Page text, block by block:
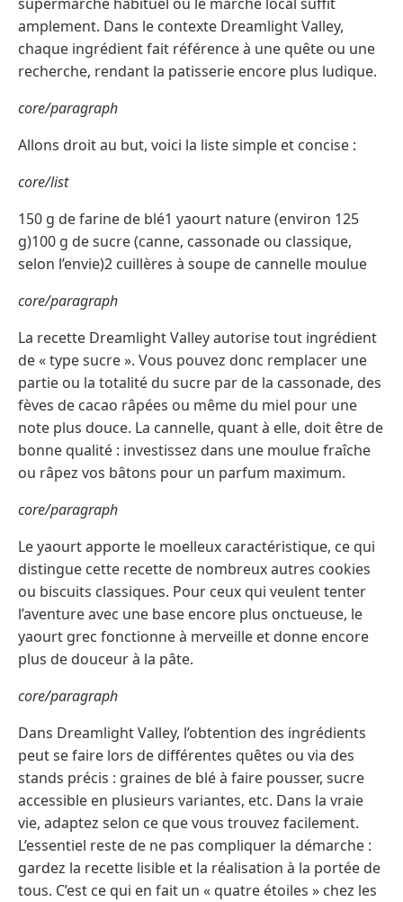
amplement. Dans le contexte Dreamlight Valley,
chaque ingrédient fait référence à une quête ou une
recherche, rendant la patisserie encore plus ludique.
core/paragraph
Allons droit au but, voici la liste simple et concise :
core/list
150 g de farine de blé1 yaourt nature (environ 125
g)100 g de sucre (canne, cassonade ou classique,
selon l’envie)2 cuillères à soupe de cannelle moulue
core/paragraph
La recette Dreamlight Valley autorise tout ingrédient
de « type sucre ». Vous pouvez donc remplacer une
partie ou la totalité du sucre par de la cassonade, des
fèves de cacao râpées ou même du miel pour une
note plus douce. La cannelle, quant à elle, doit être de
bonne qualité : investissez dans une moulue fraîche
ou râpez vos bâtons pour un parfum maximum.
core/paragraph
Le yaourt apporte le moelleux caractéristique, ce qui
distingue cette recette de nombreux autres cookies
ou biscuits classiques. Pour ceux qui veulent tenter
l’aventure avec une base encore plus onctueuse, le
yaourt grec fonctionne à merveille et donne encore
plus de douceur à la pâte.
core/paragraph
Dans Dreamlight Valley, l’obtention des ingrédients
peut se faire lors de différentes quêtes ou via des
stands précis : graines de blé à faire pousser, sucre
accessible en plusieurs variantes, etc. Dans la vraie
vie, adaptez selon ce que vous trouvez facilement.
L’essentiel reste de ne pas compliquer la démarche :
gardez la recette lisible et la réalisation à la portée de
tous. C’est ce qui en fait un « quatre étoiles » chez les